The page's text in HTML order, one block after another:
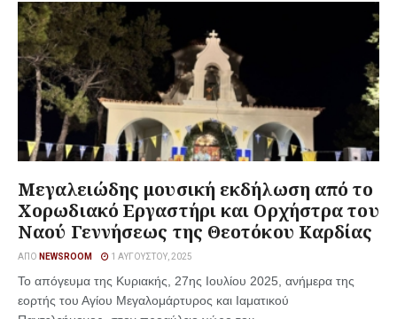
Μεγαλειώδης μουσική εκδήλωση από το
Χορωδιακό Εργαστήρι και Ορχήστρα του
Ναού Γεννήσεως της Θεοτόκου Καρδίας
ΑΠΌ NEWSROOM 1 ΑΥΓΟΎΣΤΟΥ, 2025
Το απόγευμα της Κυριακής, 27ης Ιουλίου 2025, ανήμερα της
εορτής του Αγίου Μεγαλομάρτυρος και Ιαματικού